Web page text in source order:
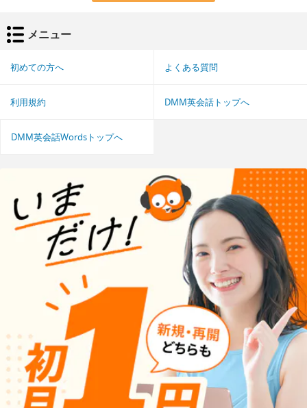
メニュー
初めての方へ よくある質問
利用規約 DMM英会話トップへ
DMM英会話Wordsトップへ